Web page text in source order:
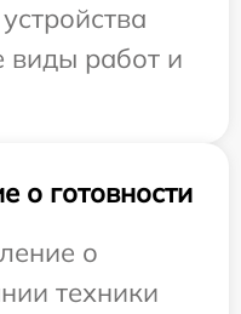
виды работ и
о готовности
о
техники